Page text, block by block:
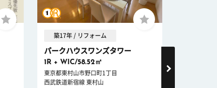
築17年 / リフォーム
パークハウスワンズタワー
1R + WIC/58.52㎡
東京都東村山市野口町1丁目
西武鉄道新宿線 東村山